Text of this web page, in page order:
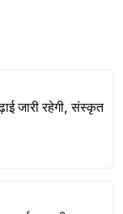
जारी रहेगी, संस्कृत